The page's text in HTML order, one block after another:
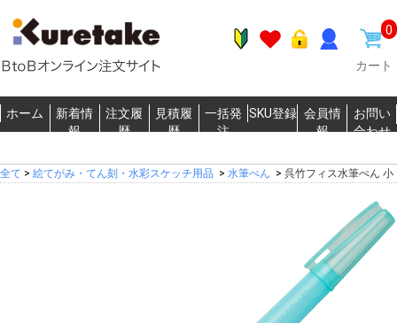
0
カート
ホーム
新着情
報
注文履
歴
見積履
歴
一括発
注
SKU登録 会員情
報
お問い
合わせ
全て > 絵てがみ・てん刻・水彩スケッチ用品 > 水筆ぺん > 呉竹フィス水筆ぺん 小